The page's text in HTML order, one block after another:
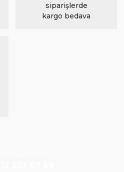
siparişlerde
kargo bedava